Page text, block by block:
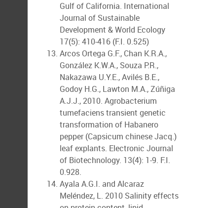
Gulf of California. International
Journal of Sustainable
Development & World Ecology
17(5): 410-416 (F.I. 0.525)
Arcos Ortega G.F., Chan K.R.A.,
González K.W.A., Souza P.R.,
Nakazawa U.Y.E., Avilés B.E.,
Godoy H.G., Lawton M.A., Zúñiga
A.J.J., 2010. Agrobacterium
tumefaciens transient genetic
transformation of Habanero
pepper (Capsicum chinese Jacq.)
leaf explants. Electronic Journal
of Biotechnology. 13(4): 1-9. F.I.
0.928.
Ayala A.G.I. and Alcaraz
Meléndez, L. 2010 Salinity effects